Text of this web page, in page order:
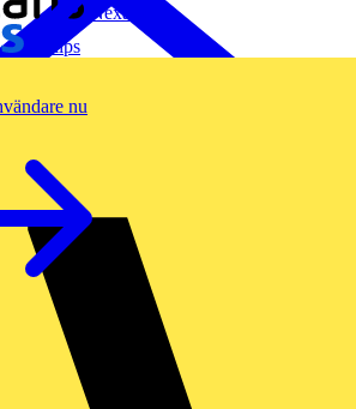
Nexans
Philips
nu